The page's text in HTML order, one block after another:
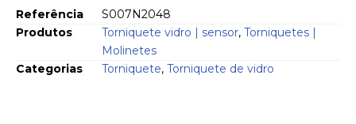
Referência
S007N2048
Produtos
Torniquete vidro | sensor, Torniquetes |
Molinetes
Categorias
Torniquete, Torniquete de vidro